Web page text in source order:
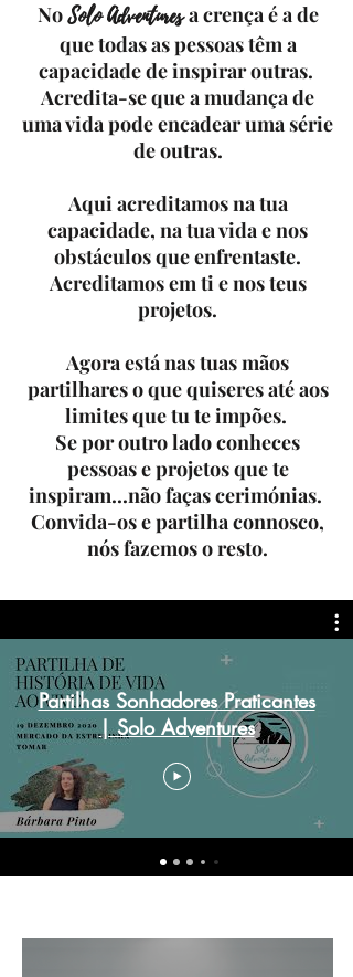
NoSolo Adventuresa crença é a de
que todas as pessoas têm a
capacidade de inspirar outras.
Acredita-se que a mudança de
uma vida pode encadear uma série
de outras.
Aqui acreditamos na tua
capacidade, na tua vida e nos
obstáculos que enfrentaste.
Acreditamos em ti e nos teus
projetos.
Agora está nas tuas mãos
partilhares o que quiseres até aos
limites que tu te impões.
Se por outro lado conheces
pessoas e projetos que te
inspiram...não faças cerimónias.
Convida-os e partilha connosco,
nós fazemos o resto.
Partilhas Sonhadores Praticantes
| Solo Adventures